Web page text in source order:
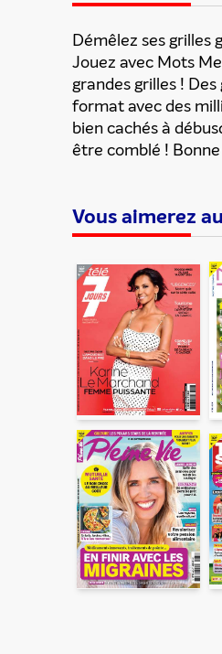
Partager
En partageant du contenu, vous
informations soient traitées par
Dékuple), responsable de
votre demande de
automatiquement supprimées.
Démêlez ses grilles
Jouez avec Mots
grandes grilles !
format avec des
bien cachés à
être comblé !
Vous aimerez